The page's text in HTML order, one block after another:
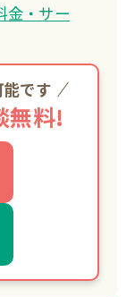
金・サー
です
無料!